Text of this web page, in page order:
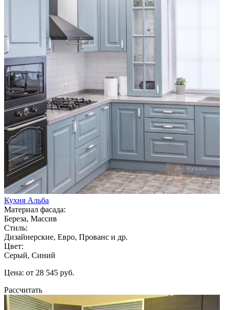
Кухня Альба
Материал фасада:
Береза, Массив
Стиль:
Дизайнерские, Евро, Прованс и др.
Цвет:
Серый, Синий
Цена: от 28 545 руб.
Рассчитать